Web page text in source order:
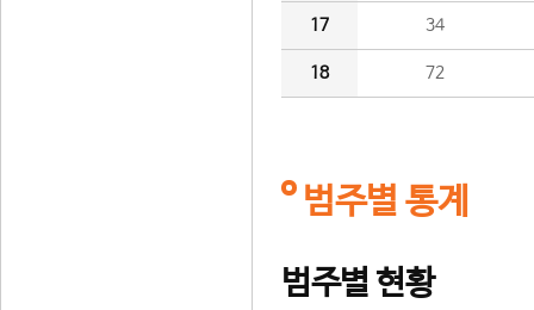
17 34
18 72
범주별 통계
범주별 현황